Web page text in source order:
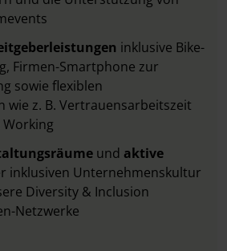
inklusive Bike-
Firmen-Smartphone zur
sowie flexiblen
wie z. B. Vertrauensarbeitszeit
Working
und aktive
inklusiven Unternehmenskultur
Diversity & Inclusion
Netzwerke